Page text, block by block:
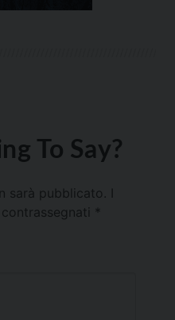
To Say?
sarà pubblicato.
*